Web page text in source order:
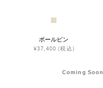
ボールピン
¥37,400 (税込)
Coming Soon